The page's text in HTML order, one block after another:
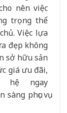
nên việc
trọng thể
Việc lựa
đẹp không
sở hữu sản
giá ưu đãi,
hệ ngay
phục vụ